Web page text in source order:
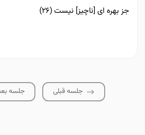
جز بهره‏ اى [ناچيز] نيست (۲۶)
جلسه قبلی جلسه